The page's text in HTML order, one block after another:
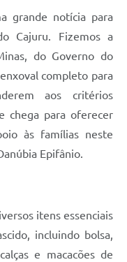
grande notícia para
Cajuru. Fizemos a
do Governo do
completo para
aos critérios
chega para oferecer
às famílias neste
Epifânio.
itens essenciais
incluindo bolsa,
e macacões de